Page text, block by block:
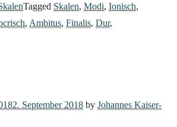
Tagged Skalen, Modi, Ionisch,
, Ambitus, Finalis, Dur,
2. September 2018 by Johannes Kaiser-